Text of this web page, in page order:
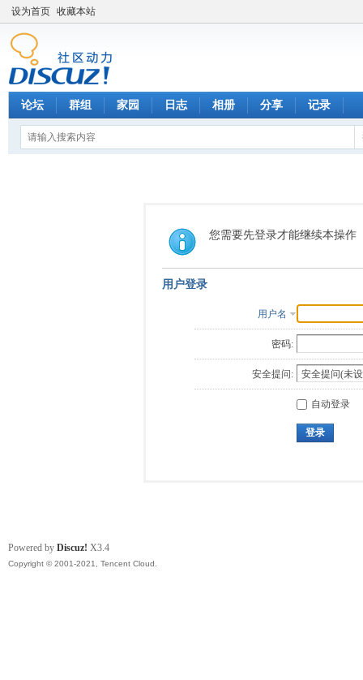
设为首页 收藏本站
论坛 群组 家园 日志 相册 分享 记录
您需要先登录才能继续本操作
用户登录
用户名
密码:
安全提问:
自动登录
登录
Powered by Discuz! X3.4
Copyright © 2001-2021, Tencent Cloud.